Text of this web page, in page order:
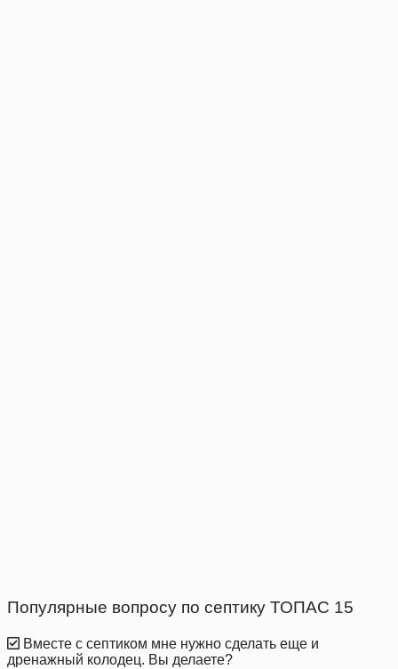
Популярные вопросу по септику ТОПАС 15
Вместе с септиком мне нужно сделать еще и
дренажный колодец. Вы делаете?